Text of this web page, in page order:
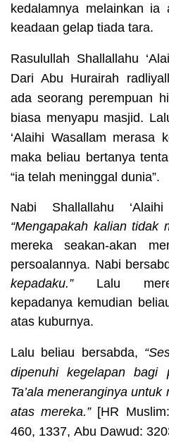
kedalamnya melainkan ia
keadaan gelap tiada tara.
Rasulullah Shallallahu
Dari Abu Hurairah
ada seorang perempuan
biasa menyapu masjid.
‘Alaihi Wasallam merasa
maka beliau bertanya
“ia telah meninggal dunia”.
Nabi Shallallahu ‘Alaihi
“Mengapakah kalian tidak
mereka seakan-akan
persoalannya. Nabi
kepadaku.”Lalu
kepadanya kemudian
atas kuburnya.
Lalu beliau bersabda,
dipenuhi kegelapan bagi
Ta’ala meneranginya
atas mereka.”[HR
460, 1337, Abu Dawud: